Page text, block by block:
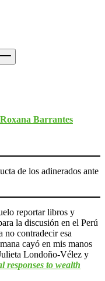
Roxana Barrantes
de los adinerados ante
reportar libros y
la discusión en el Perú
no contradecir esa
cayó en mis manos
Londoño-Vélez y
responses to wealth